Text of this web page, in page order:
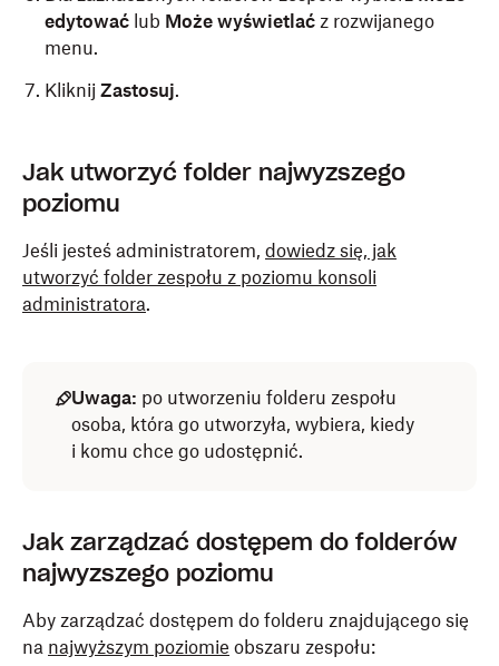
edytować lub Może wyświetlać z rozwijanego
menu.
Kliknij Zastosuj.
Jak utworzyć folder najwyższego
poziomu
Jeśli jesteś administratorem, dowiedz się, jak
utworzyć folder zespołu z poziomu konsoli
administratora.
Uwaga: po utworzeniu folderu zespołu
osoba, która go utworzyła, wybiera, kiedy
i komu chce go udostępnić.
Jak zarządzać dostępem do folderów
najwyższego poziomu
Aby zarządzać dostępem do folderu znajdującego się
na najwyższym poziomie obszaru zespołu: